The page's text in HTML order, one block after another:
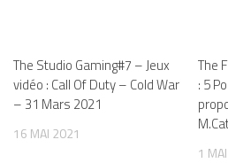
The Studio Gaming#7 – Jeux
vidéo : Call Of Duty – Cold War
– 31 Mars 2021
16 MAI 2021
The
: 5
1